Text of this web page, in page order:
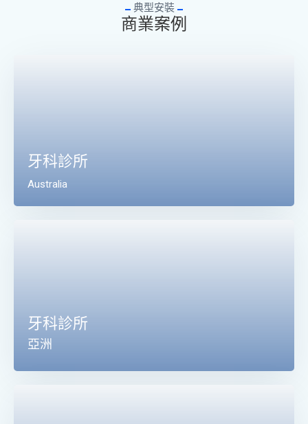
典型安裝
商業案例
牙科診所
Australia
牙科診所
亞洲